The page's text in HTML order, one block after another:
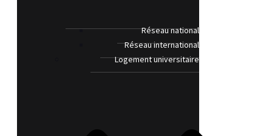
Réseau national
Réseau international
Logement universitaire